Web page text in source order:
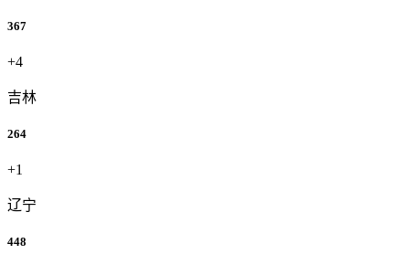
367
+4
吉林
264
+1
辽宁
448